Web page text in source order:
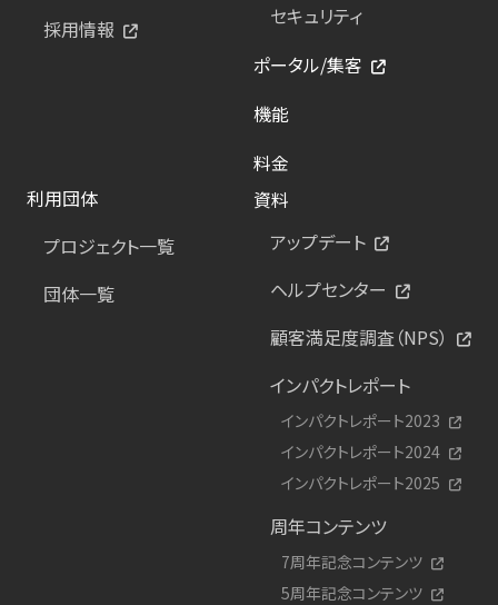
採用情報
セキュリティ
ポータル/集客
機能
料金
利用団体
プロジェクト一覧
団体一覧
資料
アップデート
ヘルプセンター
顧客満足度調査（NPS）
インパクトレポート
インパクトレポート2023
インパクトレポート2024
インパクトレポート2025
周年コンテンツ
7周年記念コンテンツ
5周年記念コンテンツ